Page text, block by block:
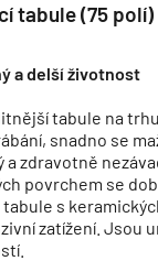
tabule (75 polí)
a delší životnost
tabule na
snadno se
a zdravotně
povrchem se
tabule s
zatížení. Jsou